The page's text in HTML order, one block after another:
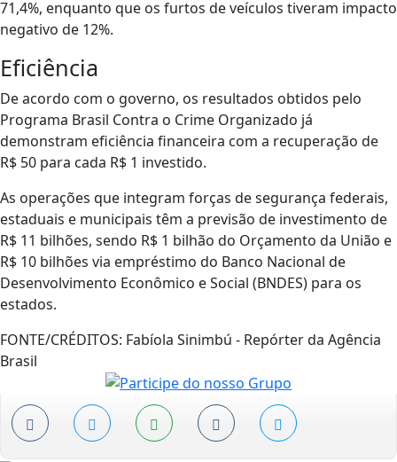
71,4%, enquanto que os furtos de veículos tiveram impacto
negativo de 12%.
Eficiência
De acordo com o governo, os resultados obtidos pelo
Programa Brasil Contra o Crime Organizado já
demonstram eficiência financeira com a recuperação de
R$ 50 para cada R$ 1 investido.
As operações que integram forças de segurança federais,
estaduais e municipais têm a previsão de investimento de
R$ 11 bilhões, sendo R$ 1 bilhão do Orçamento da União e
R$ 10 bilhões via empréstimo do Banco Nacional de
Desenvolvimento Econômico e Social (BNDES) para os
estados.
FONTE/CRÉDITOS: Fabíola Sinimbú - Repórter da Agência
Brasil